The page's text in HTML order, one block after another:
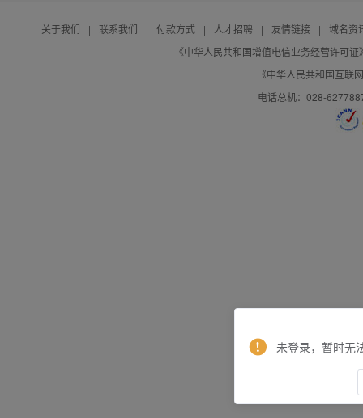
关于我们 | 联系我们 | 付款方式 | 人才招聘 | 友情链接 |
域名资
《中华人民共和国增值电信业务经营许可
《中华人民共和国互联
电话总机：028-
未登录，暂时无